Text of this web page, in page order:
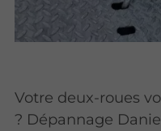
Votre deux-roues
? Dépannage